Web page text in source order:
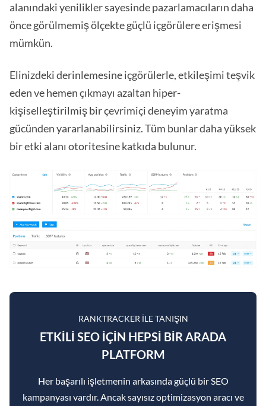
alanındaki yenilikler sayesinde pazarlamacıların daha
önce görülmemiş ölçekte güçlü içgörülere erişmesi
mümkün.
Elinizdeki derinlemesine içgörülerle, etkileşimi teşvik
eden ve hemen çıkmayı azaltan hiper-
kişiselleştirilmiş bir çevrimiçi deneyim yaratma
gücünden yararlanabilirsiniz. Tüm bunlar daha yüksek
bir etki alanı otoritesine katkıda bulunur.
RANKTRACKER ILE TANIŞIN
ETKILI SEO IÇIN HEPSI BIR ARADA
PLATFORM
Her başarılı işletmenin arkasında güçlü bir SEO
kampanyası vardır. Ancak sayısız optimizasyon aracı ve